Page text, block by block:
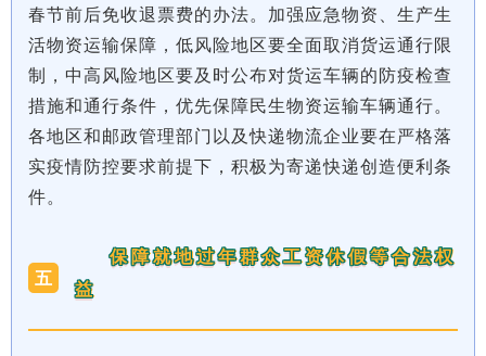
春节前后免收退票费的办法。加强应急物资、生产生
活物资运输保障，低风险地区要全面取消货运通行限
制，中高风险地区要及时公布对货运车辆的防疫检查
措施和通行条件，优先保障民生物资运输车辆通行。
各地区和邮政管理部门以及快递物流企业要在严格落
实疫情防控要求前提下，积极为寄递快递创造便利条
件。
五
保障就地过年群众工资休假等合法权
益